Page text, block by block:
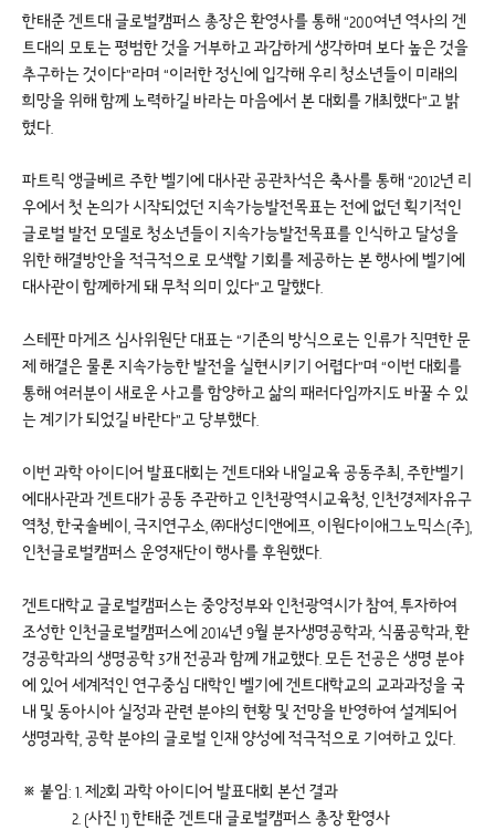
한태준 겐트대 글로벌캠퍼스 총장은 환영사를 통해 “200여년 역사의 겐
트대의 모토는 평범한 것을 거부하고 과감하게 생각하며 보다 높은 것을
추구하는 것이다”라며 “이러한 정신에 입각해 우리 청소년들이 미래의
희망을 위해 함께 노력하길 바라는 마음에서 본 대회를 개최했다”고 밝
혔다.
파트릭 앵글베르 주한 벨기에 대사관 공관차석은 축사를 통해 “2012년 리
우에서 첫 논의가 시작되었던 지속가능발전목표는 전에 없던 획기적인
글로벌 발전 모델로 청소년들이 지속가능발전목표를 인식하고 달성을
위한 해결방안을 적극적으로 모색할 기회를 제공하는 본 행사에 벨기에
대사관이 함께하게 돼 무척 의미 있다”고 말했다.
스테판 마게즈 심사위원단 대표는 “기존의 방식으로는 인류가 직면한 문
제 해결은 물론 지속가능한 발전을 실현시키기 어렵다”며 “이번 대회를
통해 여러분이 새로운 사고를 함양하고 삶의 패러다임까지도 바꿀 수 있
는 계기가 되었길 바란다”고 당부했다.
이번 과학 아이디어 발표대회는 겐트대와 내일교육 공동주최, 주한벨기
에대사관과 겐트대가 공동 주관하고 인천광역시교육청, 인천경제자유구
역청, 한국솔베이, 극지연구소, ㈜대성디앤에프, 이원다이애그노믹스(주),
인천글로벌캠퍼스 운영재단이 행사를 후원했다.
겐트대학교 글로벌캠퍼스는 중앙정부와 인천광역시가 참여, 투자하여
조성한 인천글로벌캠퍼스에 2014년 9월 분자생명공학과, 식품공학과, 환
경공학과의 생명공학 3개 전공과 함께 개교했다. 모든 전공은 생명 분야
에 있어 세계적인 연구중심 대학인 벨기에 겐트대학교의 교과과정을 국
내 및 동아시아 실정과 관련 분야의 현황 및 전망을 반영하여 설계되어
생명과학, 공학 분야의 글로벌 인재 양성에 적극적으로 기여하고 있다.
※ 붙임: 1. 제2회 과학 아이디어 발표대회 본선 결과
2. (사진 1) 한태준 겐트대 글로벌캠퍼스 총장 환영사